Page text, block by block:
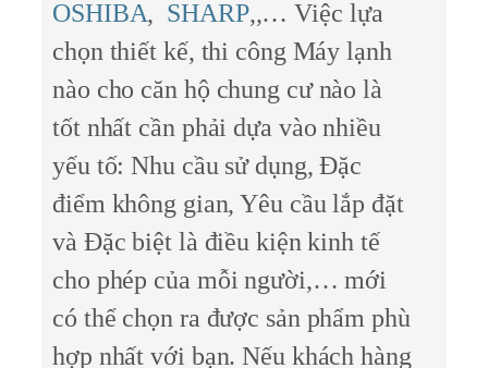
OSHIBA, SHARP,,… Việc lựa
chọn thiết kế, thi công Máy lạnh
nào cho căn hộ chung cư nào là
tốt nhất cần phải dựa vào nhiều
yếu tố: Nhu cầu sử dụng, Đặc
điểm không gian, Yêu cầu lắp đặt
và Đặc biệt là điều kiện kinh tế
cho phép của mỗi người,… mới
có thể chọn ra được sản phẩm phù
hợp nhất với bạn. Nếu khách hàng